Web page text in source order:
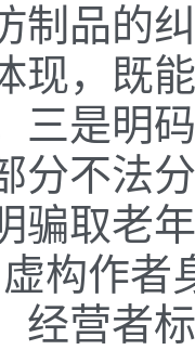
制品的
现，既
三是明
分不法
骗取老
构作
经营者